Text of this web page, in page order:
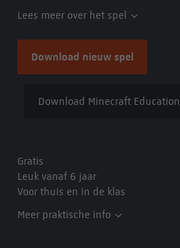
Lees meer over het spel
Download nieuw spel
Download Minecraft Education
Gratis
Leuk vanaf 6 jaar
Voor thuis en in de klas
Meer praktische info